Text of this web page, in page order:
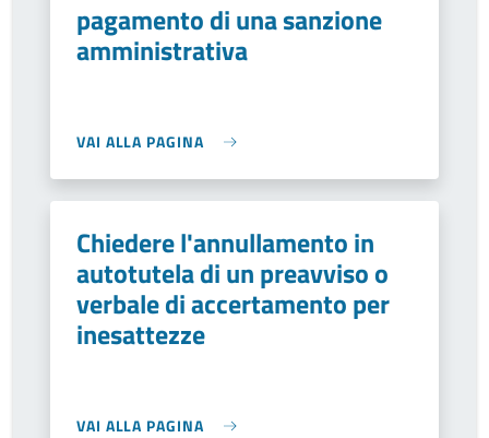
pagamento di una sanzione
amministrativa
VAI ALLA PAGINA
Chiedere l'annullamento in
autotutela di un preavviso o
verbale di accertamento per
inesattezze
VAI ALLA PAGINA